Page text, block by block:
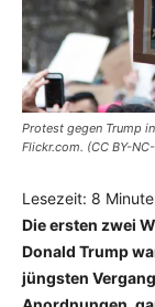
Protest gegen Trump
Flickr.com. (CC BY-
Lesezeit: 8
Die ersten zwei
Donald Trump
jüngsten